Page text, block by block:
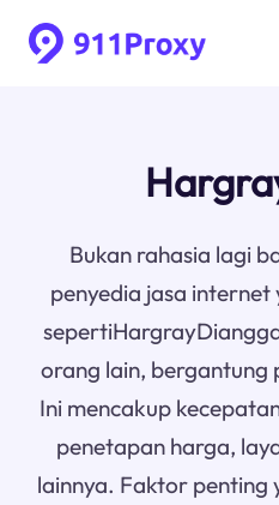
Bukan rahasia lagi
penyedia jasa internet
orang lain,
Ini mencakup
penetapan harga,
lainnya. Faktor penting